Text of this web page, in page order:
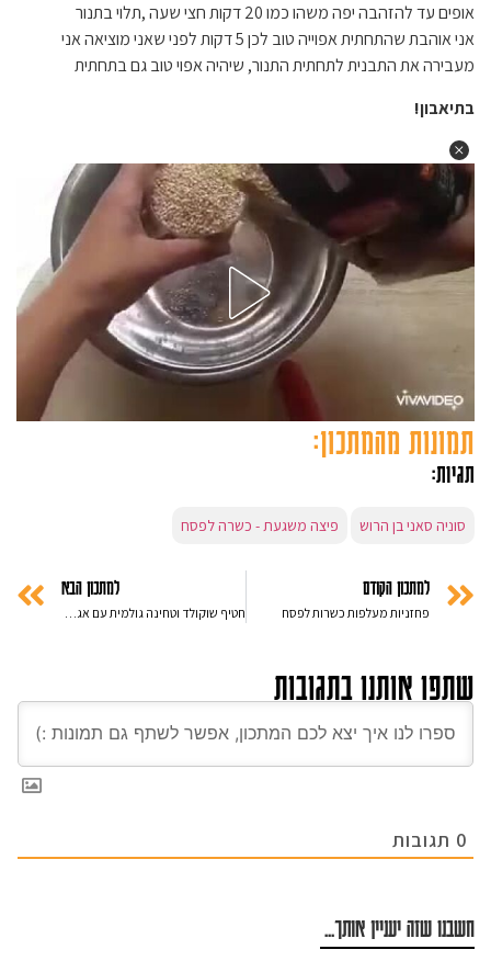
אופים עד להזהבה יפה משהו כמו 20 דקות חצי שעה ,תלוי בתנור
אני אוהבת שהתחתית אפוייה טוב לכן 5 דקות לפני שאני מוציאה אני
מעבירה את התבנית לתחתית התנור, שיהיה אפוי טוב גם בתחתית
בתיאבון!
תמונות מהמתכון:
תגיות:
סוניה סאני בן הרוש פיצה משגעת - כשרה לפסח
למתכון הקודם
פחזניות מעלפות כשרות לפסח
למתכון הבא
חטיף שוקולד וטחינה גולמית עם אגוזים – מתאים גם לפסח
שתפו אותנו בתגובות
0 תגובות
חשבנו שזה יעניין אותך...